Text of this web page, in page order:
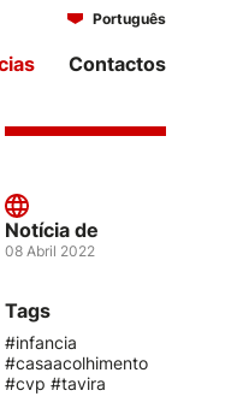
Contactos
Português
Italiano
Notícia de
08 Abril 2022
Tags
#infancia
#casaacolhimento
#cvp #tavira